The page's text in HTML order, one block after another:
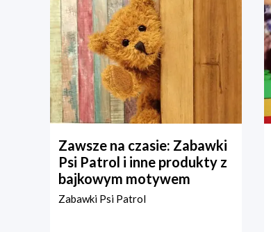
Zawsze na czasie: Zabawki
Psi Patrol i inne produkty z
bajkowym motywem
Zabawki Psi Patrol